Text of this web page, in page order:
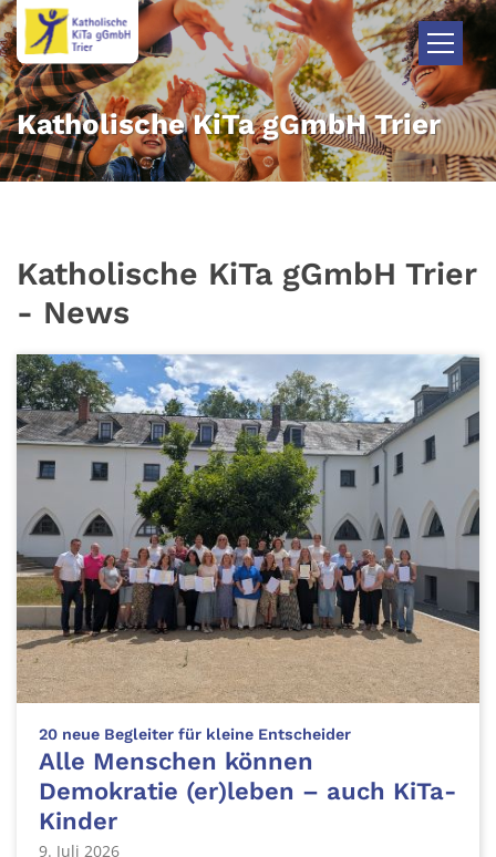
Zum Inhalt springen
Katholische KiTa gGmbH Trier
Katholische KiTa gGmbH Trier
- News
20 neue Begleiter für kleine Entscheider:
Alle Menschen können
Demokratie (er)leben – auch KiTa-
Kinder
9. Juli 2026